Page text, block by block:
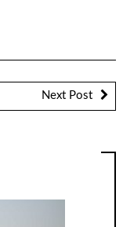
Next Post